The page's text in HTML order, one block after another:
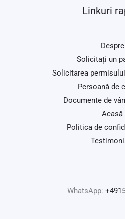
Linkuri
Despre
Solicitați un
Solicitarea
Persoană de
Documente de
Acasă
Politica de
WhatsApp: